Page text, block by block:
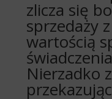
zlicza się
sprzedaży
wartością
Nierzadko